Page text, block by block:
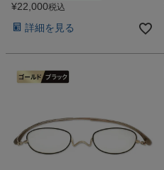
¥22,000税込
詳細を見る